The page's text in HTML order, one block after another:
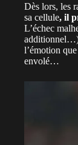
Dès lors, les
sa cellule, il
L’échec
additionnel…)
l’émotion
envolé…